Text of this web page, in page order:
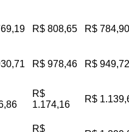
R$ 808,65 R$ 784,90
R$ 978,46 R$ 949,72
R$
1.174,16
R$
R$